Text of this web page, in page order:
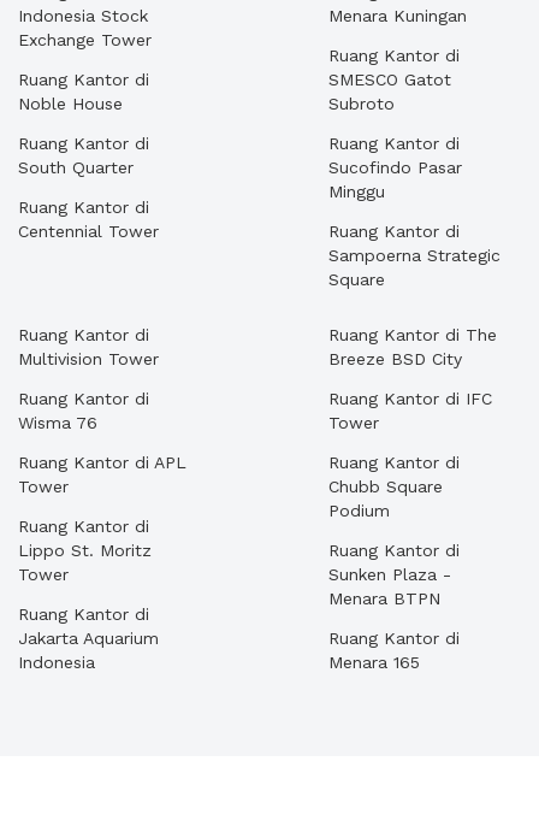
Indonesia Stock
Exchange Tower
Ruang Kantor di
Noble House
Ruang Kantor di
South Quarter
Ruang Kantor di
Centennial Tower
Menara Kuningan
Ruang Kantor di
SMESCO Gatot
Subroto
Ruang Kantor di
Sucofindo Pasar
Minggu
Ruang Kantor di
Sampoerna Strategic
Square
Ruang Kantor di
Multivision Tower
Ruang Kantor di
Wisma 76
Ruang Kantor di APL
Tower
Ruang Kantor di
Lippo St. Moritz
Tower
Ruang Kantor di
Jakarta Aquarium
Indonesia
Ruang Kantor di The
Breeze BSD City
Ruang Kantor di IFC
Tower
Ruang Kantor di
Chubb Square
Podium
Ruang Kantor di
Sunken Plaza -
Menara BTPN
Ruang Kantor di
Menara 165